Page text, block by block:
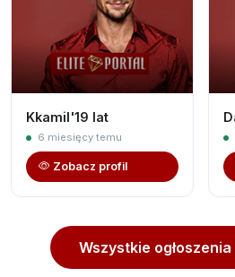
Kkamil'19 lat
6 miesięcy temu
Zobacz profil
Wszystkie